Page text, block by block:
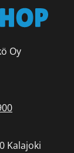
Oy
Kalajoki